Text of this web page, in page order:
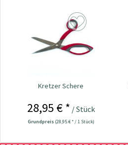
Kretzer Schere
28,95 € * / Stück
Grundpreis (28,95 € * / 1 Stück)